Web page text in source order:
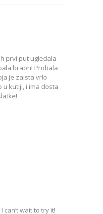
prvi put ugledala
braon! Probala
je zaista vrlo
kutiji, i ima dosta
can’t wait to try it!